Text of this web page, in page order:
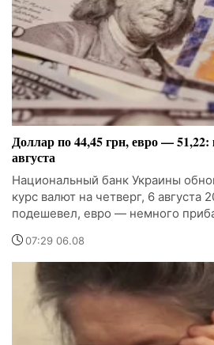
Доллар по 44,45 грн, евро —
августа
Национальный банк Украины
курс валют на четверг, 6 августа
подешевел, евро — немного
07:29 06.08